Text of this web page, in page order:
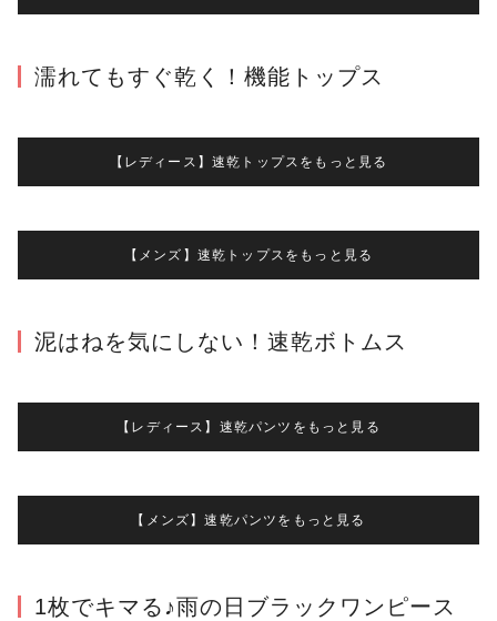
濡れてもすぐ乾く！機能トップス
【レディース】速乾トップスをもっと見る
【メンズ】速乾トップスをもっと見る
泥はねを気にしない！速乾ボトムス
【レディース】速乾パンツをもっと見る
【メンズ】速乾パンツをもっと見る
1枚でキマる♪雨の日ブラックワンピース